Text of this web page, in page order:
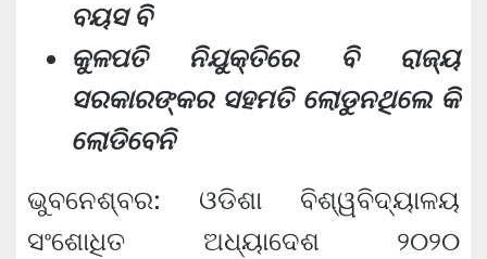
ବୟସ ବି
କୁଳପତି ନିଯୁକ୍ତିରେ ବି ରାଜ୍ୟ
ସରକାରଙ୍କର ସହମତି ଲୋଡୁନଥିଲେ କି
ଲୋଡିବେନି
ଭୁବନେଶ୍ବର: ଓଡିଶା ବିଶ୍ୱବିଦ୍ୟାଳୟ
ସଂଶୋଧିତ ଅଧ୍ୟାଦେଶ ୨୦୨୦